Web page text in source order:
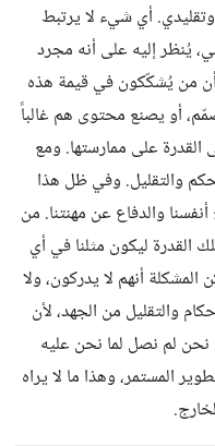
أي شيء لا يرتبط
يُنظر إليه على أنه مجرد
من يُشكّكون في قيمة هذه
أو يصنع محتوى هم غالباً
القدرة على ممارستها. ومع
والتقليل. وفي ظل هذا
والدفاع عن مهنتنا. من
القدرة ليكون مثلنا في أي
المشكلة أنهم لا يدركون، ولا
والتقليل من الجهد، لأن
نحن لم نصل لما نحن عليه
المستمر، وهذا ما لا يراه